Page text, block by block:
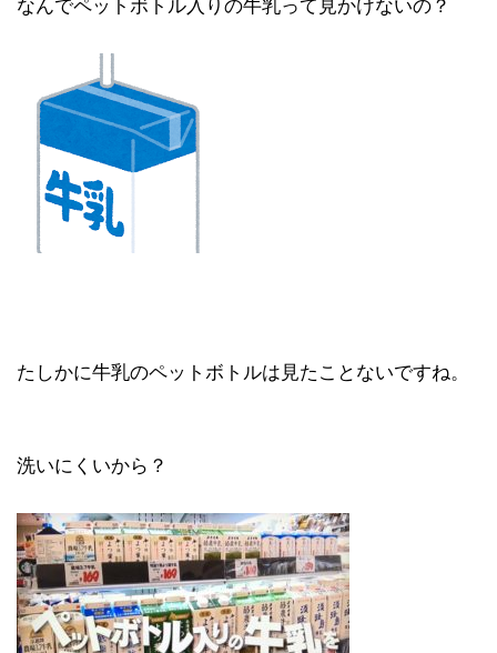
なんでペットボトル入りの牛乳って見かけないの？
たしかに牛乳のペットボトルは見たことないですね。
洗いにくいから？